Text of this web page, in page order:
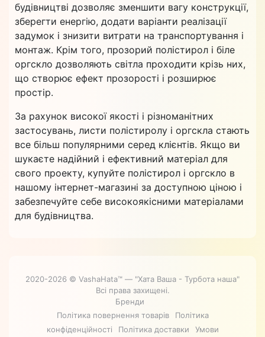
будівництві дозволяє зменшити вагу конструкції,
зберегти енергію, додати варіанти реалізації
задумок і знизити витрати на транспортування і
монтаж. Крім того, прозорий полістирол і біле
оргскло дозволяють світла проходити крізь них,
що створює ефект прозорості і розширює
простір.
За рахунок високої якості і різноманітних
застосувань, листи полістиролу і оргскла стають
все більш популярними серед клієнтів. Якщо ви
шукаєте надійний і ефективний матеріал для
свого проекту, купуйте полістирол і оргскло в
нашому інтернет-магазині за доступною ціною і
забезпечуйте себе високоякісними матеріалами
для будівництва.
2020-2026 © VashaHata™ — "Хата Ваша - Турбота наша"
Всі права захищені.
Бренди
Політика повернення товарів
Політика
конфіденційності
Політика доставки Умови